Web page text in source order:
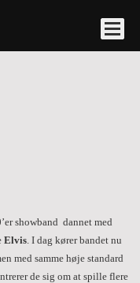
showband dannet med
Elvis. I dag kører bandet nu
med samme høje standard
de sig om at spille flere